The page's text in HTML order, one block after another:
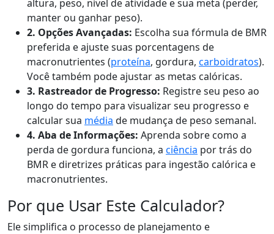
altura, peso, nível de atividade e sua meta (perder,
manter ou ganhar peso).
2. Opções Avançadas: Escolha sua fórmula de BMR
preferida e ajuste suas porcentagens de
macronutrientes (proteína, gordura, carboidratos).
Você também pode ajustar as metas calóricas.
3. Rastreador de Progresso: Registre seu peso ao
longo do tempo para visualizar seu progresso e
calcular sua média de mudança de peso semanal.
4. Aba de Informações: Aprenda sobre como a
perda de gordura funciona, a ciência por trás do
BMR e diretrizes práticas para ingestão calórica e
macronutrientes.
Por que Usar Este Calculador?
Ele simplifica o processo de planejamento e